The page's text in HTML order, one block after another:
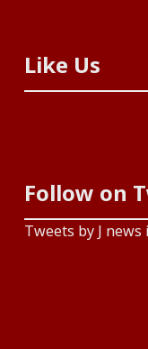
Like Us
Follow on
Tweets by J news